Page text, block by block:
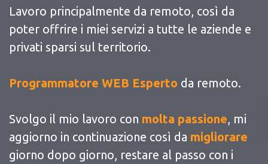
Lavoro principalmente da remoto, così da
poter offrire i miei servizi a tutte le aziende e
privati sparsi sul territorio.
Programmatore WEB Esperto da remoto.
Svolgo il mio lavoro con molta passione, mi
aggiorno in continuazione così da migliorare
giorno dopo giorno, restare al passo con i